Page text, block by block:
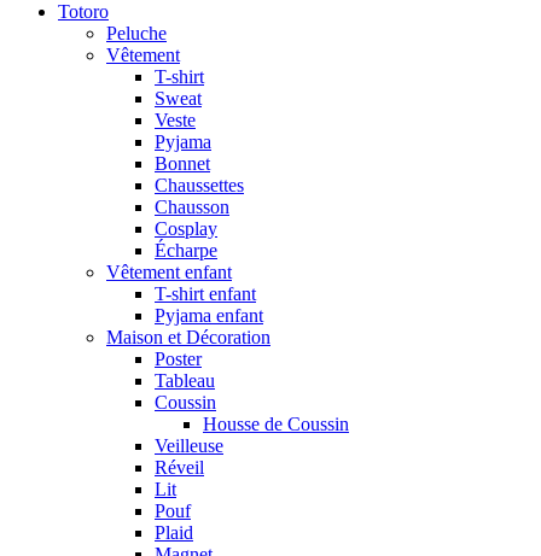
Totoro
Peluche
Vêtement
T-shirt
Sweat
Veste
Pyjama
Bonnet
Chaussettes
Chausson
Cosplay
Écharpe
Vêtement enfant
T-shirt enfant
Pyjama enfant
Maison et Décoration
Poster
Tableau
Coussin
Housse de Coussin
Veilleuse
Réveil
Lit
Pouf
Plaid